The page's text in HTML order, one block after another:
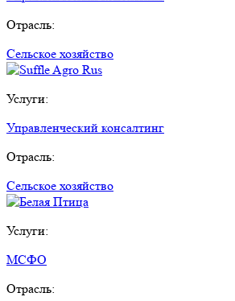
Отрасль:
Сельское хозяйство
Услуги:
Управленческий консалтинг
Отрасль:
Сельское хозяйство
Услуги:
МСФО
Отрасль: